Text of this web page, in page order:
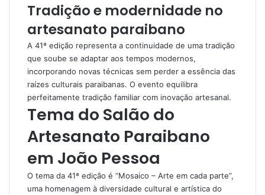
Tradição e modernidade no
artesanato paraibano
A 41ª edição representa a continuidade de uma tradição
que soube se adaptar aos tempos modernos,
incorporando novas técnicas sem perder a essência das
raízes culturais paraibanas. O evento equilibra
perfeitamente tradição familiar com inovação artesanal.
Tema do Salão do
Artesanato Paraibano
em João Pessoa
O tema da 41ª edição é “Mosaico – Arte em cada parte”,
uma homenagem à diversidade cultural e artística do